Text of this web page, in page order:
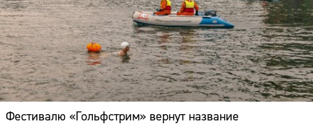
Фестивалю «Гольфстрим» вернут название
Адрес:
Телефон: